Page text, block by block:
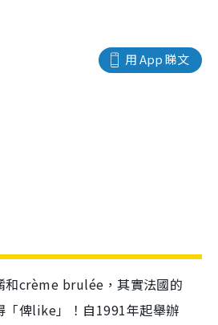
用 App 睇文
和crème brulée，其實法國的
「俾like」！自1991年起舉辦